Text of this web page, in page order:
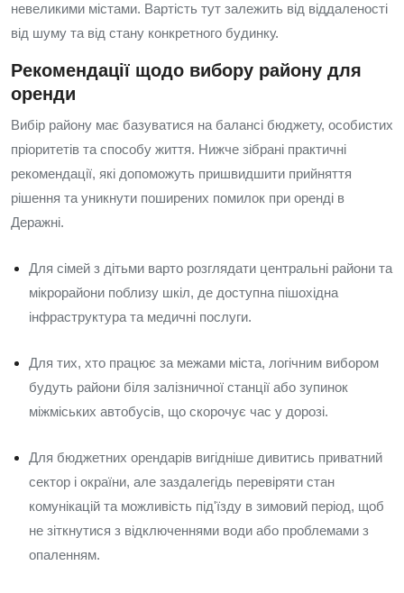
невеликими містами. Вартість тут залежить від віддаленості
від шуму та від стану конкретного будинку.
Рекомендації щодо вибору району для
оренди
Вибір району має базуватися на балансі бюджету, особистих
пріоритетів та способу життя. Нижче зібрані практичні
рекомендації, які допоможуть пришвидшити прийняття
рішення та уникнути поширених помилок при оренді в
Деражні.
Для сімей з дітьми варто розглядати центральні райони та
мікрорайони поблизу шкіл, де доступна пішохідна
інфраструктура та медичні послуги.
Для тих, хто працює за межами міста, логічним вибором
будуть райони біля залізничної станції або зупинок
міжміських автобусів, що скорочує час у дорозі.
Для бюджетних орендарів вигідніше дивитись приватний
сектор і окраїни, але заздалегідь перевіряти стан
комунікацій та можливість під'їзду в зимовий період, щоб
не зіткнутися з відключеннями води або проблемами з
опаленням.